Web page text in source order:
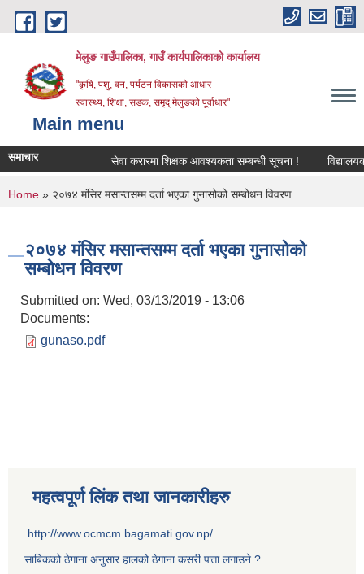
Skip to main content
मेलुङ गाउँपालिका, गाउँ कार्यपालिकाको कार्यालय
"कृषि, पशु, वन, पर्यटन विकासको आधार
स्वास्थ्य, शिक्षा, सडक, समृद् मेलुङको पूर्वाधार"
Main menu
समाचार सेवा करारमा शिक्षक आवश्‍यकता सम्बन्धी सूचना ! विद्यालयको
You are here
Home » २०७४ मंसिर मसान्तसम्म दर्ता भएका गुनासोको सम्बोधन विवरण
२०७४ मंसिर मसान्तसम्म दर्ता भएका गुनासोको
सम्बोधन विवरण
Submitted on: Wed, 03/13/2019 - 13:06
Documents:
gunaso.pdf
महत्वपूर्ण लिंक तथा जानकारीहरु
http://www.ocmcm.bagamati.gov.np/
साबिकको ठेगाना अनुसार हालको ठेगाना कसरी पत्ता लगाउने ?